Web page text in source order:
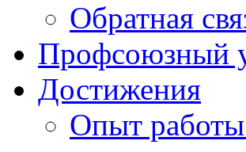
Обратная
Профсоюзный
Достижения
Опыт работы